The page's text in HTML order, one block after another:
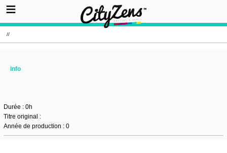
//
Info
Durée : 0h
Titre original :
Année de production : 0